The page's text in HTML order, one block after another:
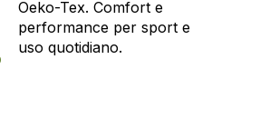
Oeko-Tex. Comfort e
performance per sport e
uso quotidiano.